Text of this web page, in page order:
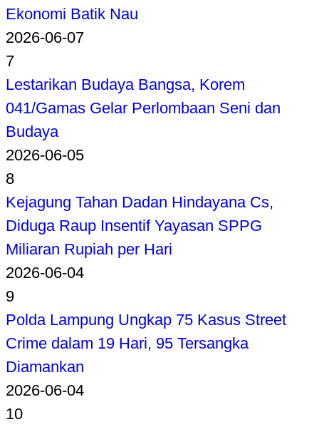
Ekonomi Batik Nau
2026-06-07
7
Lestarikan Budaya Bangsa, Korem
041/Gamas Gelar Perlombaan Seni dan
Budaya
2026-06-05
8
Kejagung Tahan Dadan Hindayana Cs,
Diduga Raup Insentif Yayasan SPPG
Miliaran Rupiah per Hari
2026-06-04
9
Polda Lampung Ungkap 75 Kasus Street
Crime dalam 19 Hari, 95 Tersangka
Diamankan
2026-06-04
10